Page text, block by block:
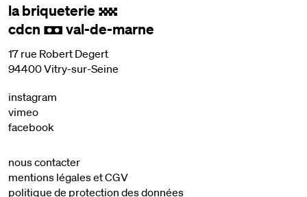
la briqueterie .
cdcn , val-de-marne
17 rue Robert Degert
94400 Vitry-sur-Seine
instagram
vimeo
facebook
nous contacter
mentions légales et CGV
politique de protection des données